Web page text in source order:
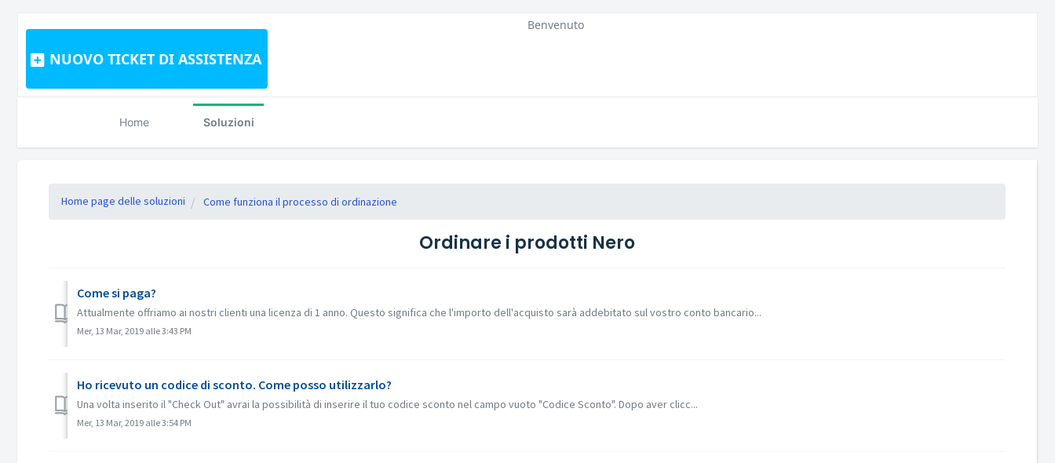
NUOVO TICKET DI ASSISTENZA
Benvenuto
Home Soluzioni
Home page delle soluzioni Come funziona il processo di ordinazione
Ordinare i prodotti Nero
Come si paga?
Attualmente offriamo ai nostri clienti una licenza di 1 anno. Questo significa che l'importo dell'acquisto sarà addebitato sul vostro conto bancario...
Mer, 13 Mar, 2019 alle 3:43 PM
Ho ricevuto un codice di sconto. Come posso utilizzarlo?
Una volta inserito il "Check Out" avrai la possibilità di inserire il tuo codice sconto nel campo vuoto "Codice Sconto". Dopo aver clicc...
Mer, 13 Mar, 2019 alle 3:54 PM